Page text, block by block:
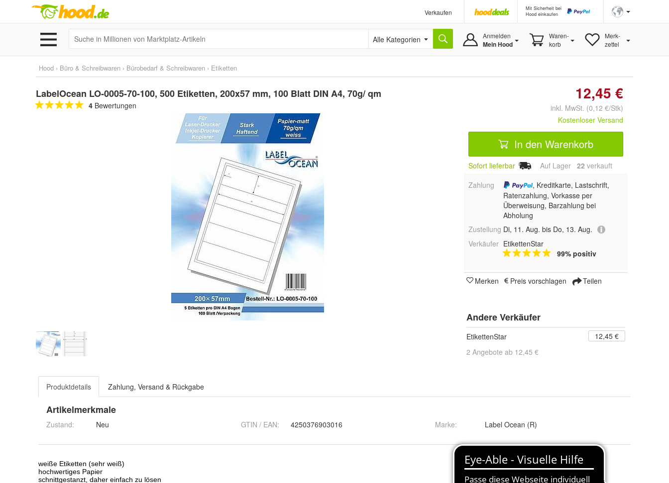
Verkaufen
Mit Sicherheit bei
Hood einkaufen
Alle Kategorien Anmelden
Mein Hood
Waren-
korb
Merk-
zettel
Hood › Büro & Schreibwaren › Bürobedarf & Schreibwaren › Etiketten
LabelOcean LO-0005-70-100, 500 Etiketten, 200x57 mm, 100 Blatt DIN A4, 70g/ qm
4 Bewertungen
12,45 €
inkl. MwSt. (0,12 €/Stk)
Kostenloser Versand
In den Warenkorb
Sofort lieferbar Auf Lager 22 verkauft
Zahlung
, Kreditkarte, Lastschrift,
Ratenzahlung, Vorkasse per
Überweisung, Barzahlung bei
Abholung
Zustellung Di, 11. Aug. bis Do, 13. Aug.
Verkäufer EtikettenStar
99% positiv
Merken Preis vorschlagen Teilen
Andere Verkäufer
EtikettenStar
12,45 €
2 Angebote ab 12,45 €
Produktdetails Zahlung, Versand & Rückgabe
Artikelmerkmale
Zustand: Neu GTIN / EAN: 4250376903016 Marke: Label Ocean (R)